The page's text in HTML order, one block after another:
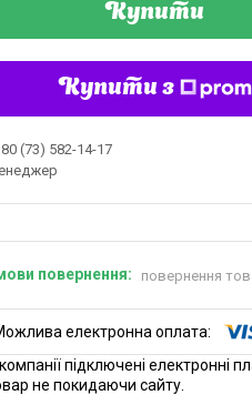
Купити
Купити з
(73) 582-14-17
повернення
підключені електронні
не покидаючи сайту.